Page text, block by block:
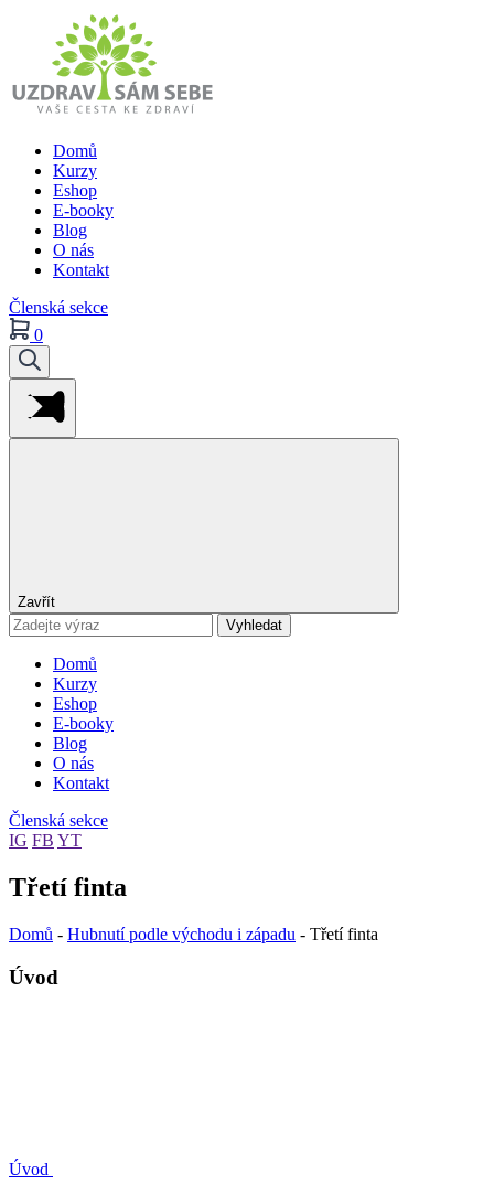
Domů
Kurzy
Eshop
E-booky
Blog
O nás
Kontakt
Členská sekce
0
Zavřít
Vyhledat
Domů
Kurzy
Eshop
E-booky
Blog
O nás
Kontakt
Členská sekce
IG FB YT
Třetí finta
Domů - Hubnutí podle východu i západu - Třetí finta
Úvod
Úvod